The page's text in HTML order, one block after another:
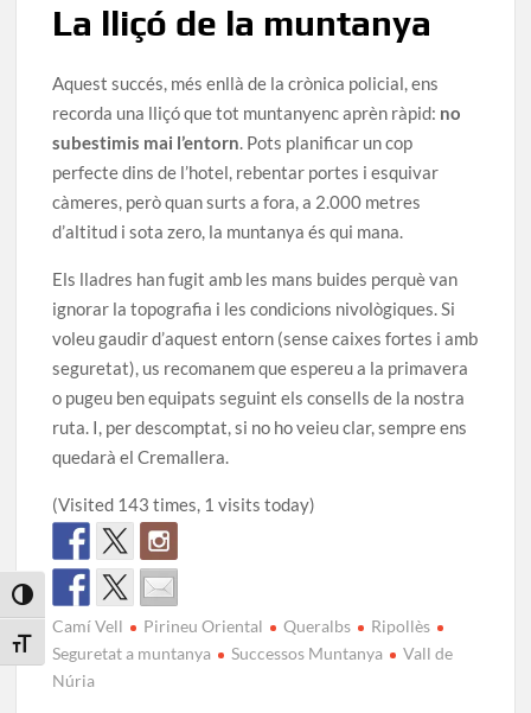
Toggle High Contrast
Toggle Font size
La lliçó de la muntanya
Aquest succés, més enllà de la crònica policial, ens
recorda una lliçó que tot muntanyenc aprèn ràpid: no
subestimis mai l’entorn. Pots planificar un cop
perfecte dins de l’hotel, rebentar portes i esquivar
càmeres, però quan surts a fora, a 2.000 metres
d’altitud i sota zero, la muntanya és qui mana.
Els lladres han fugit amb les mans buides perquè van
ignorar la topografia i les condicions nivològiques. Si
voleu gaudir d’aquest entorn (sense caixes fortes i amb
seguretat), us recomanem que espereu a la primavera
o pugeu ben equipats seguint els consells de la nostra
ruta. I, per descomptat, si no ho veieu clar, sempre ens
quedarà el Cremallera.
(Visited 143 times, 1 visits today)
Camí Vell Pirineu Oriental Queralbs
Ripollès
Seguretat a muntanya
Successos Muntanya
Vall de
Núria